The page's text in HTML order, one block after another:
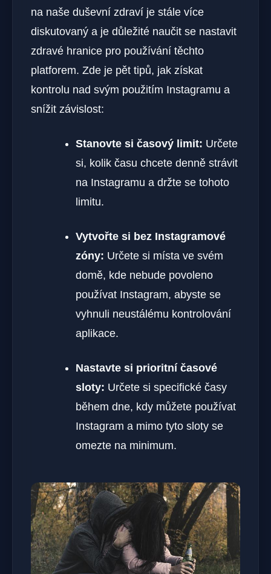
na naše duševní zdraví je stále více
diskutovaný a je důležité naučit se nastavit
zdravé hranice pro používání těchto
platforem. Zde je pět tipů, jak získat
kontrolu nad svým použitím Instagramu a
snížit závislost:
Stanovte si časový limit: Určete
si, kolik času chcete denně strávit
na Instagramu a držte se tohoto
limitu.
Vytvořte si bez Instagramové
zóny: Určete si místa ve svém
domě, kde nebude povoleno
používat Instagram, abyste se
vyhnuli neustálému kontrolování
aplikace.
Nastavte si prioritní časové
sloty: Určete si specifické časy
během dne, kdy můžete používat
Instagram a mimo tyto sloty se
omezte na minimum.